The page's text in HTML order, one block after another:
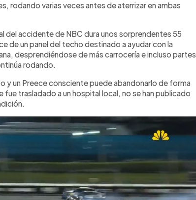
rodando varias veces antes de aterrizar en ambas
del accidente de NBC dura unos sorprendentes 55
de un panel del techo destinado a ayudar con la
desprendiéndose de más carrocería e incluso partes
rodando.
y un Preece consciente puede abandonarlo de forma
trasladado a un hospital local, no se han publicado